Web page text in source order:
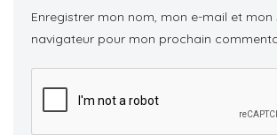
Enregistrer mon nom, mon e-mail et mon
navigateur pour mon prochain